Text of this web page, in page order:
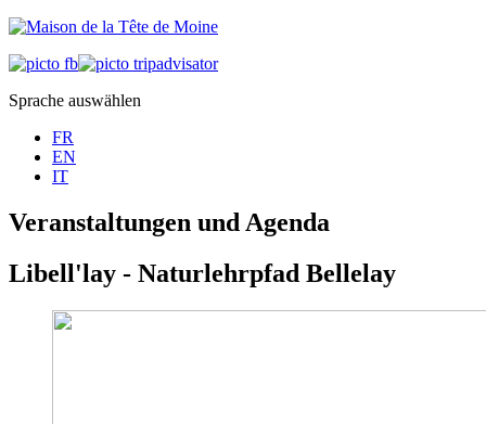
Sprache auswählen
FR
EN
IT
Veranstaltungen und Agenda
Libell'lay - Naturlehrpfad Bellelay